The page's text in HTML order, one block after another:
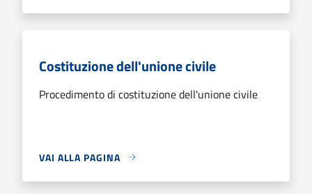
Costituzione dell'unione civile
Procedimento di costituzione dell'unione civile
VAI ALLA PAGINA